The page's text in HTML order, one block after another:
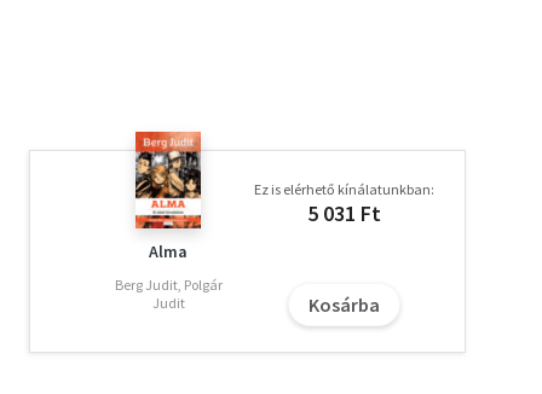
töltött évei ihlették.
Olvasd el mások véleményét is!
Alma
Berg Judit, Polgár
Judit
Ez is elérhető kínálatunkban:
5 031 Ft
Kosárba